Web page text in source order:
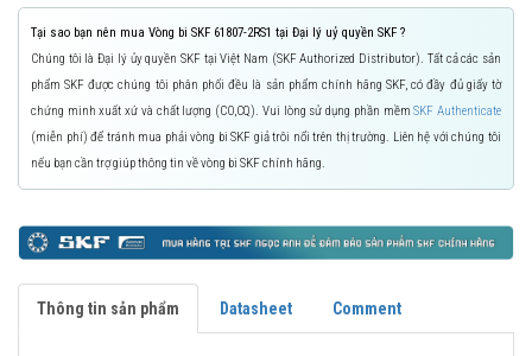
Tại sao bạn nên mua Vòng bi SKF 61807-2RS1 tại Đại lý uỷ quyền SKF ?
Chúng tôi là Đại lý ủy quyền SKF tại Việt Nam (SKF Authorized Distributor). Tất cả các sản
phẩm SKF được chúng tôi phân phối đều là sản phẩm chính hãng SKF, có đầy đủ giấy tờ
chứng minh xuất xứ và chất lượng (CO,CQ). Vui lòng sử dụng phần mềmSKF Authenticate
(miễn phí) để tránh mua phải vòng bi SKF giả trôi nổi trên thị trường. Liên hệ với chúng tôi
nếu bạn cần trợ giúp thông tin về vòng bi SKF chính hãng.
Thông tin sản phẩm Datasheet Comment